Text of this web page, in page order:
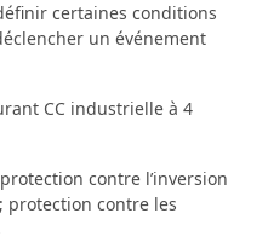
certaines conditions
un événement
CC industrielle à 4
protection contre l’inversion
protection contre les